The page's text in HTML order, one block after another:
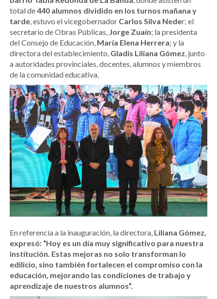
total de440 alumnos dividido en los turnos mañana y
tarde, estuvo el vicegobernador Carlos Silva Neder; el
secretario de Obras Públicas, Jorge Zuaín; la presidenta
del Consejo de Educación, María Elena Herrera; y la
directora del establecimiento, Gladis Liliana Gómez, junto
a autoridades provinciales, docentes, alumnos y miembros
de la comunidad educativa.
En referencia a la inauguración, la directora, Liliana Gómez,
expresó: “Hoy es un día muy significativo para nuestra
institución. Estas mejoras no solo transforman lo
edilicio, sino también fortalecen el compromiso con la
educación, mejorando las condiciones de trabajo y
aprendizaje de nuestros alumnos”.